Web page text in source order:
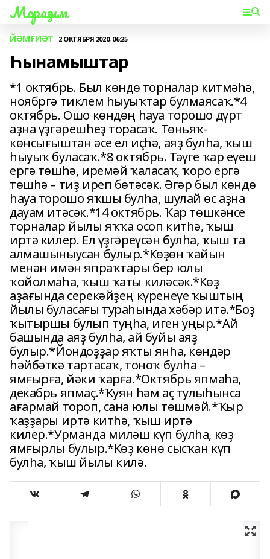
Мораҙым
ЙӘМҒИӘТ 2 ОКТЯБРЯ 2020, 06:25
Һынамыштар
*1 октябрь. Был көндө торналар китмәһә,
ноябргә тиклем һыуыҡтар булмаясаҡ.*4
октябрь. Ошо көндөң һауа торошо дүрт
аҙна үҙгәрешһеҙ торасаҡ. Төньяҡ-
көнсығыштан әсе ел иҫһә, аяҙ булһа, ҡыш
һыуыҡ буласаҡ.*8 октябрь. Тәүге ҡар еүеш
ергә төшһә, иремәй ҡаласаҡ, ҡоро ергә
төшһә – тиҙ иреп бөтәсәк. Әгәр был көндө
һауа торошо яҡшы булһа, шулай өс аҙна
дауам итәсәк.*14 октябрь. Ҡар төшкәнсе
торналар йылы яҡҡа осоп китһә, ҡыш
иртә килер. Ел үҙгәреүсән булһа, ҡыш та
алмашыныусан булыр.*Көҙөн ҡайын
менән имән япраҡтары бер юлы
ҡойолмаһа, ҡыш ҡаты киләсәк.*Көҙ
аҙағында серекәйҙең күренеүе ҡыштың
йылы буласағы тураһында хәбәр итә.*Боҙ
ҡытыршы булып туңһа, иген уңыр.*Ай
башында аяҙ булһа, ай буйы аяҙ
булыр.*Йондоҙҙар яҡты янһа, көндәр
һәйбәткә тартасаҡ, тоноҡ булһа –
ямғырға, йәки ҡарға.*Октябрь япмаһа,
декабрь япмаҫ.*Ҡуян һәм аҫ тулыһынса
ағармай тороп, сана юлы төшмәй.*Ҡыр
ҡаҙҙары иртә китһә, ҡыш иртә
килер.*Урманда миләш күп булһа, көҙ
ямғырлы булыр.*Көҙ көнө сысҡан күп
булһа, ҡыш йылы килә.